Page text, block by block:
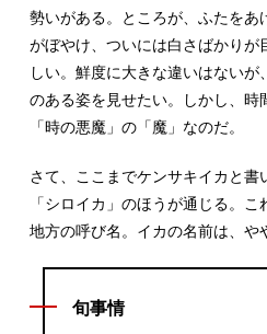
勢いがある。ところが、ふたをあ
がぼやけ、ついには白さばかりが
しい。鮮度に大きな違いはない
のある姿を見せたい。しかし、時
「時の悪魔」の「魔」なのだ。
さて、ここまでケンサキイカと書
「シロイカ」のほうが通じる。
地方の呼び名。イカの名前は、や
旬事情